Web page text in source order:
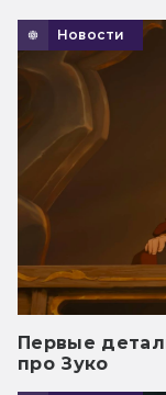
Новости
Первые
про Зуко